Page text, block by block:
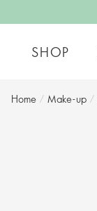
SHOP
Home / Make-up /